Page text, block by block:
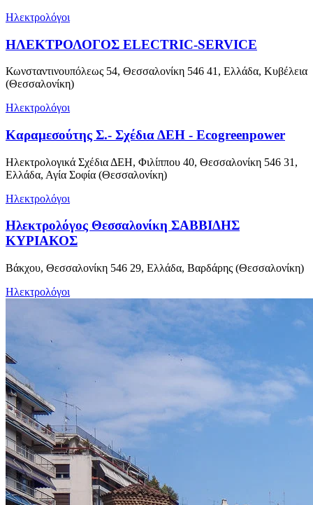
Ηλεκτρολόγοι
ΗΛΕΚΤΡΟΛΟΓΟΣ ELECTRIC-SERVICE
Κωνσταντινουπόλεως 54, Θεσσαλονίκη 546 41, Ελλάδα, Κυβέλεια
(Θεσσαλονίκη)
Ηλεκτρολόγοι
Καραμεσούτης Σ.- Σχέδια ΔΕΗ - Ecogreenpower
Ηλεκτρολογικά Σχέδια ΔΕΗ, Φιλίππου 40, Θεσσαλονίκη 546 31,
Ελλάδα, Αγία Σοφία (Θεσσαλονίκη)
Ηλεκτρολόγοι
Ηλεκτρολόγος Θεσσαλονίκη ΣΑΒΒΙΔΗΣ
ΚΥΡΙΑΚΟΣ
Βάκχου, Θεσσαλονίκη 546 29, Ελλάδα, Βαρδάρης (Θεσσαλονίκη)
Ηλεκτρολόγοι